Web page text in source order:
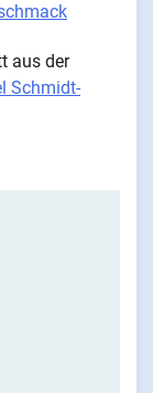
aus der
Schmidt-